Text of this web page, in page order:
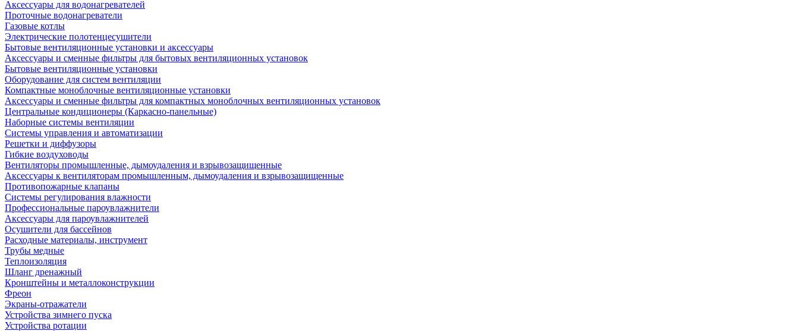
Аксессуары для водонагревателей
Проточные водонагреватели
Газовые котлы
Электрические полотенцесушители
Бытовые вентиляционные установки и аксессуары
Аксессуары и сменные фильтры для бытовых вентиляционных установок
Бытовые вентиляционные установки
Оборудование для систем вентиляции
Компактные моноблочные вентиляционные установки
Аксессуары и сменные фильтры для компактных моноблочных вентиляционных установок
Центральные кондиционеры (Каркасно-панельные)
Наборные системы вентиляции
Системы управления и автоматизации
Решетки и диффузоры
Гибкие воздуховоды
Вентиляторы промышленные, дымоудаления и взрывозащищенные
Аксессуары к вентиляторам промышленным, дымоудаления и взрывозащищенные
Противопожарные клапаны
Системы регулирования влажности
Профессиональные пароувлажнители
Аксессуары для пароувлажнителей
Осушители для бассейнов
Расходные материалы, инструмент
Трубы медные
Теплоизоляция
Шланг дренажный
Кронштейны и металлоконструкции
Фреон
Экраны-отражатели
Устройства зимнего пуска
Устройства ротации